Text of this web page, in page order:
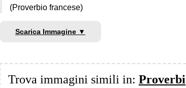
(Proverbio francese)
Scarica Immagine ▼
Trova immagini simili in: Proverbi